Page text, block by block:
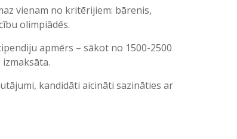
vienam no kritērijiem: bārenis,
olimpiādēs.
apmērs – sākot no 1500-2500
kandidāti aicināti sazināties ar